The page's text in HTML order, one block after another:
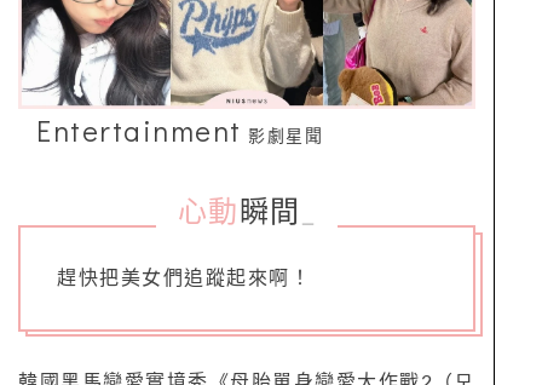
Entertainment 影劇星聞
心動 瞬間
趕快把美女們追蹤起來啊！